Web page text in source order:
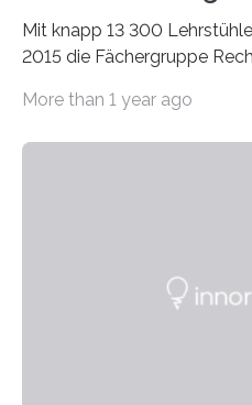
Mit knapp 13 300
2015 die Fächergruppe
bei…
More than 1 year ago